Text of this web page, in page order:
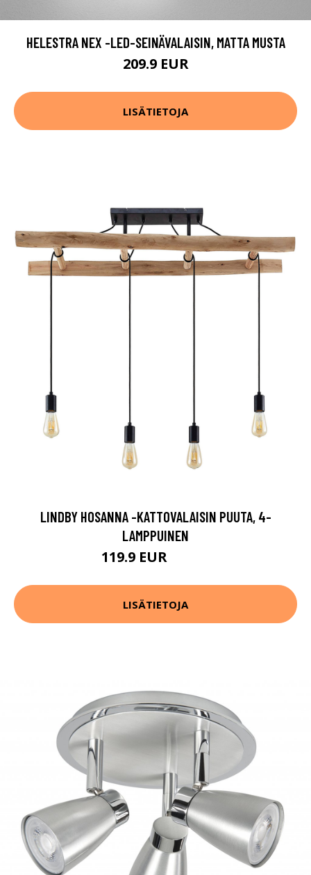
HELESTRA NEX -LED-SEINÄVALAISIN, MATTA MUSTA
209.9 EUR
LISÄTIETOJA
LINDBY HOSANNA -KATTOVALAISIN PUUTA, 4-
LAMPPUINEN
119.9 EUR
LISÄTIETOJA